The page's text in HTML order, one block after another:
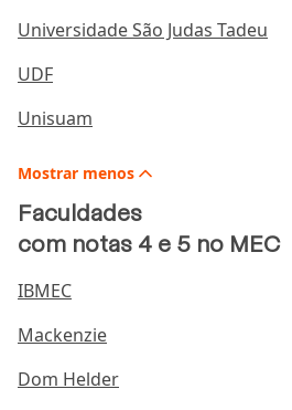
Universidade São Judas Tadeu
UDF
Unisuam
Mostrar menos
Faculdades
com notas 4 e 5 no MEC
IBMEC
Mackenzie
Dom Helder